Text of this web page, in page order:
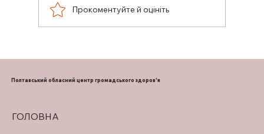
Прокоментуйте й оцініть
ГОЛОВНА
Полтавський обласний центр громадського здоров'я